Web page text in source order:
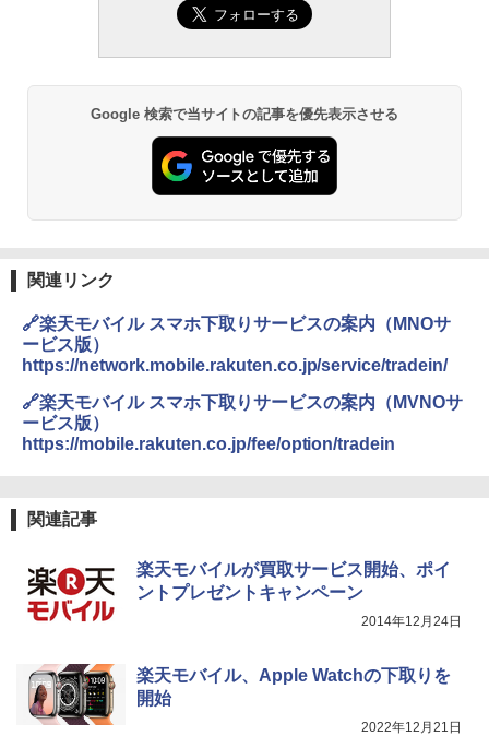
Google 検索で当サイトの記事を優先表示させる
関連リンク
🔗楽天モバイル スマホ下取りサービスの案内（MNOサ
ービス版）
https://network.mobile.rakuten.co.jp/service/tradein/
🔗楽天モバイル スマホ下取りサービスの案内（MVNOサ
ービス版）
https://mobile.rakuten.co.jp/fee/option/tradein
関連記事
楽天モバイルが買取サービス開始、ポイ
ントプレゼントキャンペーン
2014年12月24日
楽天モバイル、Apple Watchの下取りを
開始
2022年12月21日